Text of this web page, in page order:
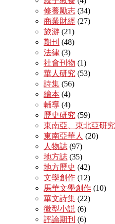
修養勵志 (34)
商業財經 (27)
旅游 (21)
期刊 (48)
法律 (3)
社會刊物 (1)
華人研究 (53)
詩集 (56)
繪本 (4)
輔導 (4)
歷史研究 (59)
東南亞、東北亞研究
東南亞華人 (20)
人物誌 (97)
地方誌 (35)
地方歷史 (42)
文學創作 (12)
馬華文學創作 (10)
華文詩集 (22)
微型小説 (6)
評論期刊 (6)